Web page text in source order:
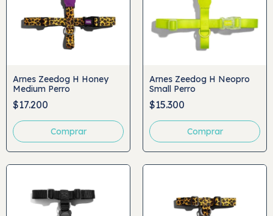
Arnes Zeedog H Honey
Medium Perro
$17.200
Arnes Zeedog H Neopro
Small Perro
$15.300